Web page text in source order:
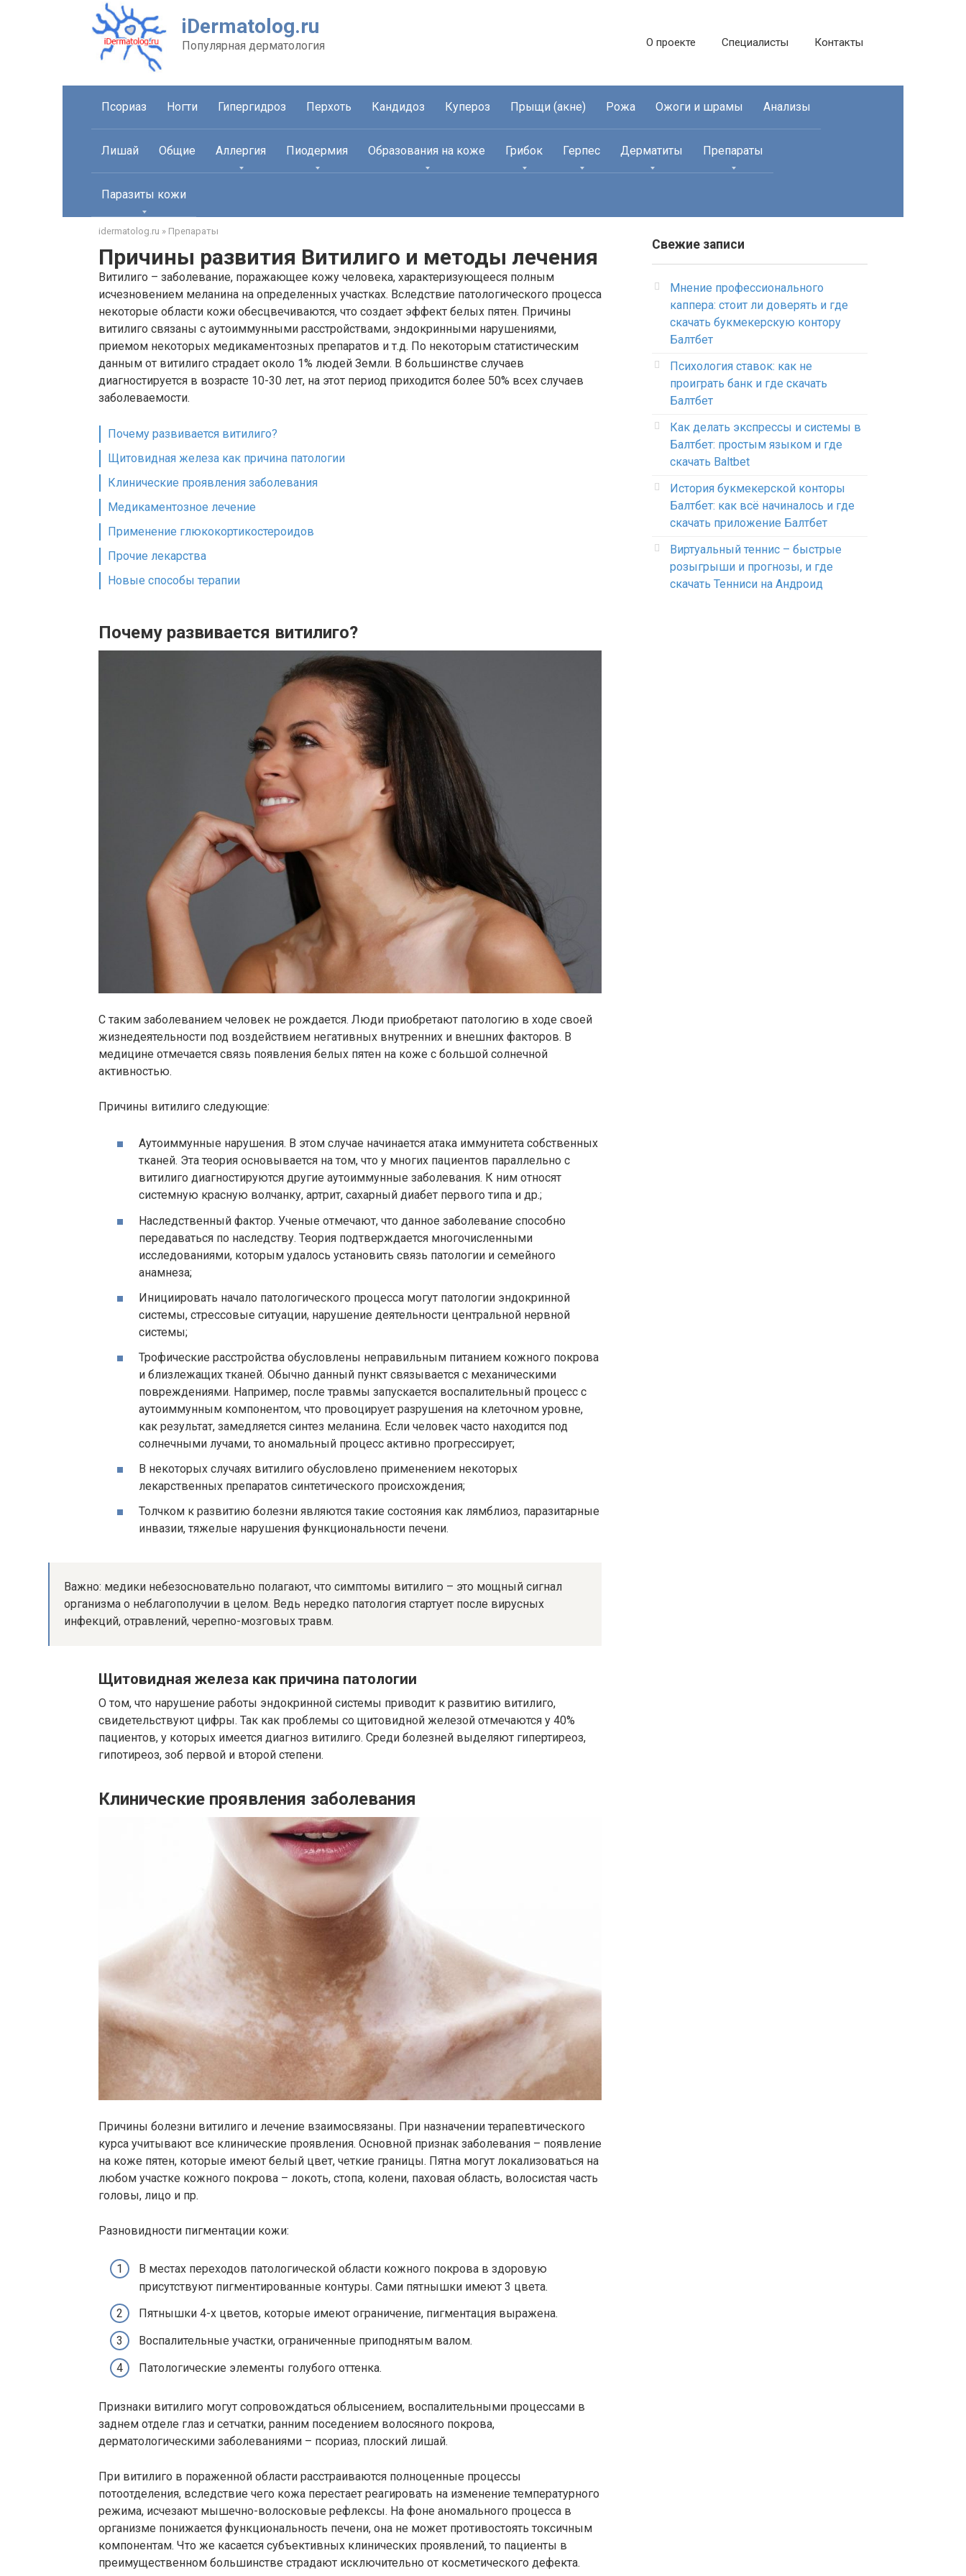
iDermatolog.ru
Популярная дерматология О проекте Специалисты Контакты
Псориаз Ногти Гипергидроз Перхоть Кандидоз Купероз Прыщи (акне) Рожа Ожоги и шрамы Анализы
Лишай Общие Аллергия Пиодермия Образования на коже Грибок Герпес Дерматиты Препараты
Паразиты кожи
idermatolog.ru » Препараты
Причины развития Витилиго и методы лечения
Витилиго – заболевание, поражающее кожу человека, характеризующееся полным
исчезновением меланина на определенных участках. Вследствие патологического процесса
некоторые области кожи обесцвечиваются, что создает эффект белых пятен. Причины
витилиго связаны с аутоиммунными расстройствами, эндокринными нарушениями,
приемом некоторых медикаментозных препаратов и т.д. По некоторым статистическим
данным от витилиго страдает около 1% людей Земли. В большинстве случаев
диагностируется в возрасте 10-30 лет, на этот период приходится более 50% всех случаев
заболеваемости.
Почему развивается витилиго?
Щитовидная железа как причина патологии
Клинические проявления заболевания
Медикаментозное лечение
Применение глюкокортикостероидов
Прочие лекарства
Новые способы терапии
Почему развивается витилиго?
С таким заболеванием человек не рождается. Люди приобретают патологию в ходе своей
жизнедеятельности под воздействием негативных внутренних и внешних факторов. В
медицине отмечается связь появления белых пятен на коже с большой солнечной
активностью.
Причины витилиго следующие:
Аутоиммунные нарушения. В этом случае начинается атака иммунитета собственных
тканей. Эта теория основывается на том, что у многих пациентов параллельно с
витилиго диагностируются другие аутоиммунные заболевания. К ним относят
системную красную волчанку, артрит, сахарный диабет первого типа и др.;
Наследственный фактор. Ученые отмечают, что данное заболевание способно
передаваться по наследству. Теория подтверждается многочисленными
исследованиями, которым удалось установить связь патологии и семейного
анамнеза;
Инициировать начало патологического процесса могут патологии эндокринной
системы, стрессовые ситуации, нарушение деятельности центральной нервной
системы;
Трофические расстройства обусловлены неправильным питанием кожного покрова
и близлежащих тканей. Обычно данный пункт связывается с механическими
повреждениями. Например, после травмы запускается воспалительный процесс с
аутоиммунным компонентом, что провоцирует разрушения на клеточном уровне,
как результат, замедляется синтез меланина. Если человек часто находится под
солнечными лучами, то аномальный процесс активно прогрессирует;
В некоторых случаях витилиго обусловлено применением некоторых
лекарственных препаратов синтетического происхождения;
Толчком к развитию болезни являются такие состояния как лямблиоз, паразитарные
инвазии, тяжелые нарушения функциональности печени.
Важно: медики небезосновательно полагают, что симптомы витилиго – это мощный сигнал
организма о неблагополучии в целом. Ведь нередко патология стартует после вирусных
инфекций, отравлений, черепно-мозговых травм.
Щитовидная железа как причина патологии
О том, что нарушение работы эндокринной системы приводит к развитию витилиго,
свидетельствуют цифры. Так как проблемы со щитовидной железой отмечаются у 40%
пациентов, у которых имеется диагноз витилиго. Среди болезней выделяют гипертиреоз,
гипотиреоз, зоб первой и второй степени.
Клинические проявления заболевания
Причины болезни витилиго и лечение взаимосвязаны. При назначении терапевтического
курса учитывают все клинические проявления. Основной признак заболевания – появление
на коже пятен, которые имеют белый цвет, четкие границы. Пятна могут локализоваться на
любом участке кожного покрова – локоть, стопа, колени, паховая область, волосистая часть
головы, лицо и пр.
Разновидности пигментации кожи:
В местах переходов патологической области кожного покрова в здоровую
присутствуют пигментированные контуры. Сами пятнышки имеют 3 цвета.
Пятнышки 4-х цветов, которые имеют ограничение, пигментация выражена.
Воспалительные участки, ограниченные приподнятым валом.
Патологические элементы голубого оттенка.
Признаки витилиго могут сопровождаться облысением, воспалительными процессами в
заднем отделе глаз и сетчатки, ранним поседением волосяного покрова,
дерматологическими заболеваниями – псориаз, плоский лишай.
При витилиго в пораженной области расстраиваются полноценные процессы
потоотделения, вследствие чего кожа перестает реагировать на изменение температурного
режима, исчезают мышечно-волосковые рефлексы. На фоне аномального процесса в
организме понижается функциональность печени, она не может противостоять токсичным
компонентам. Что же касается субъективных клинических проявлений, то пациенты в
преимущественном большинстве страдают исключительно от косметического дефекта.
Свежие записи
Мнение профессионального
каппера: стоит ли доверять и где
скачать букмекерскую контору
Балтбет
Психология ставок: как не
проиграть банк и где скачать
Балтбет
Как делать экспрессы и системы в
Балтбет: простым языком и где
скачать Baltbet
История букмекерской конторы
Балтбет: как всё начиналось и где
скачать приложение Балтбет
Виртуальный теннис – быстрые
розыгрыши и прогнозы, и где
скачать Тенниси на Андроид